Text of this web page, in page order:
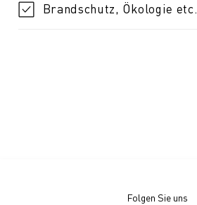
Brandschutz, Ökologie etc.
Folgen Sie uns